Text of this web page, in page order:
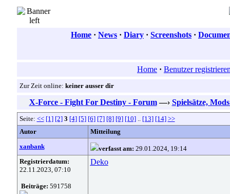
Home · News · Diary · Screenshots ·
Home · Benutzer
Zur Zeit online: keiner ausser dir
X-Force - Fight For Destiny - Forum —› Spielsätze,
Seite: << [1] [2] 3 [4] [5] [6] [7] [8] [9] [10].. [13] [14] >>
Autor
Mitteilung
xanbank
verfasst am: 29.01.2024, 19:14
Registrierdatum:
22.11.2023, 07:10
Beiträge: 591758
Deko